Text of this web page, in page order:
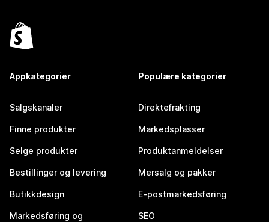
Appkategorier
Salgskanaler
Finne produkter
Selge produkter
Bestillinger og levering
Butikkdesign
Markedsføring og
Populære kategorier
Direktefrakting
Markedsplasser
Produktanmeldelser
Mersalg og pakker
E-postmarkedsføring
SEO